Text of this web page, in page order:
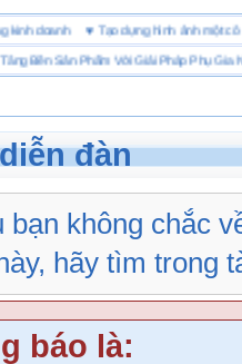
trong kinh doanh ♥Tạo dựng hình ảnh
Bền Sản Phẩm Với Giải Pháp Phụ Gia Nhựa
đàn
bạn không chắc
hãy tìm trong
báo là: